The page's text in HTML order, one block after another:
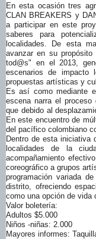
En esta ocasión tres
CLAN BREAKERS y
a participar en este
saberes para
localidades. De esta
avanzar en su
tod@s" en el 2013,
escenarios de impacto
propuestas artísticas y
Es así como mediante
escena narra el proceso
que debido al
En este encuentro de
del pacífico colombiano
Dentro de esta iniciativa
localidades de la
acompañamiento
coreográfico a grupos
programación variada
distrito, ofreciendo
como una opción de vida
Valor boletería:
Adultos $5.000
Niños -niñas: 2.000
Mayores informes: